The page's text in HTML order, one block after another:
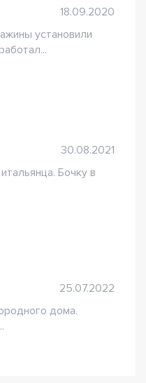
18.09.2020
установили
30.08.2021
Бочку в
25.07.2022
дома.